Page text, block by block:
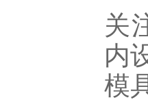
关
内
模